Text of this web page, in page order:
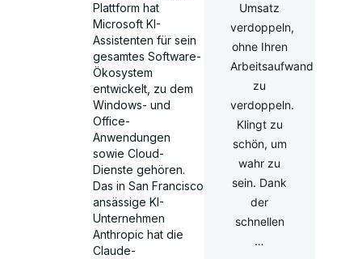
Plattform hat
Microsoft KI-
Assistenten für sein
gesamtes Software-
Ökosystem
entwickelt, zu dem
Windows- und
Office-
Anwendungen
sowie Cloud-
Dienste gehören.
Das in San Francisco
ansässige KI-
Unternehmen
Anthropic hat die
Claude-
Umsatz
verdoppeln,
ohne Ihren
Arbeitsaufwand
zu
verdoppeln.
Klingt zu
schön, um
wahr zu
sein. Dank
der
schnellen
…